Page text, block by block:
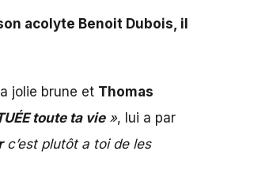
acolyte Benoit Dubois, il
jolie brune et Thomas
toute ta vie», lui a par
c’est plutôt a toi de les